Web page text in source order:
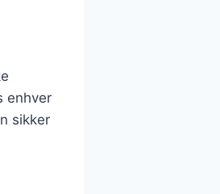
enhver
sikker